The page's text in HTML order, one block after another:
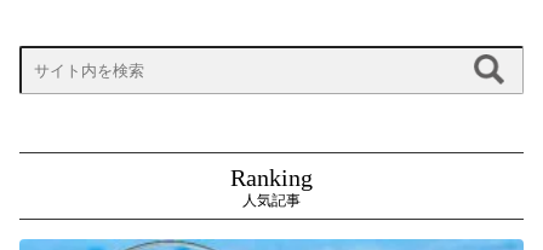
Ranking
人気記事